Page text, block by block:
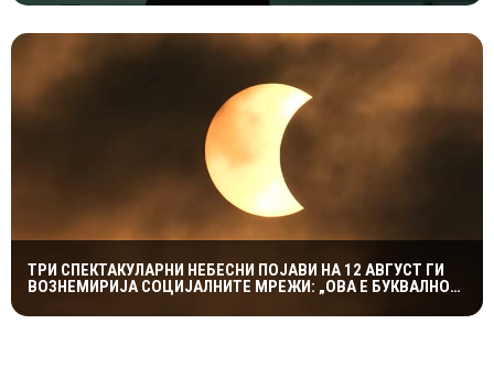
ТРИ СПЕКТАКУЛАРНИ НЕБЕСНИ ПОЈАВИ НА 12 АВГУСТ ГИ
ВОЗНЕМИРИЈА СОЦИЈАЛНИТЕ МРЕЖИ: „ОВА Е БУКВАЛНО